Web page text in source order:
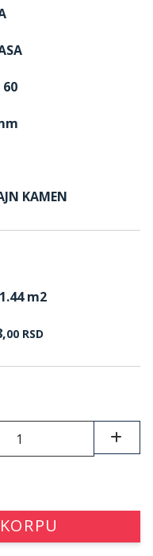
60
KAMEN
1.44 m2
00 RSD